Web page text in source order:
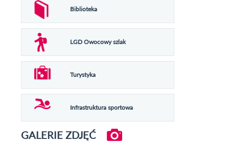
Biblioteka
LGD Owocowy szlak
Turystyka
Infrastruktura sportowa
GALERIE ZDJĘĆ